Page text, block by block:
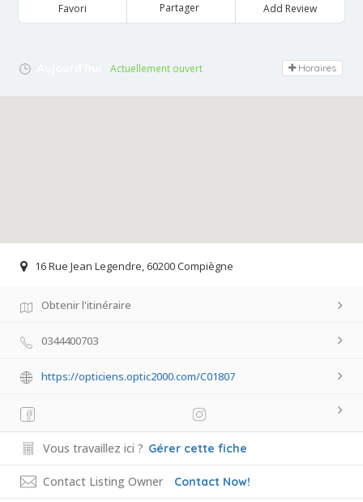
Favori Partager Add Review
Actuellement ouvert Horaires
16 Rue Jean Legendre, 60200 Compiègne
Obtenir l'itinéraire
0344400703
https://opticiens.optic2000.com/C01807
Vous travaillez ici ? Gérer cette fiche
Contact Listing Owner Contact Now!